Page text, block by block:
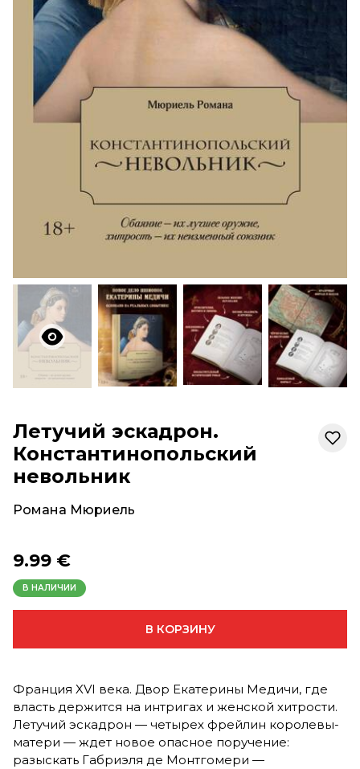
Летучий эскадрон.
Константинопольский
невольник
Романа Мюриель
9.99 €
В НАЛИЧИИ
В КОРЗИНУ
Франция XVI века. Двор Екатерины Медичи, где
власть держится на интригах и женской хитрости.
Летучий эскадрон — четырех фрейлин королевы-
матери — ждет новое опасное поручение:
разыскать Габриэля де Монтгомери —